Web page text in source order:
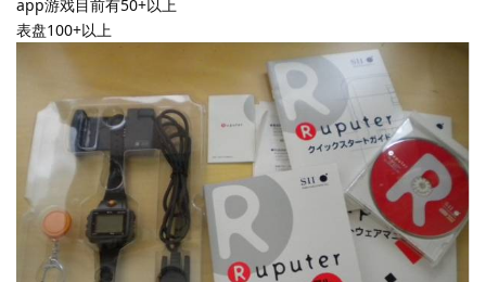
app游戏目前有50+以上
表盘100+以上